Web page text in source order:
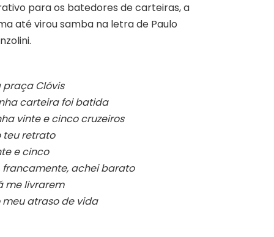
para os batedores de carteiras, a
até virou samba na letra de Paulo
praça Clóvis
carteira foi batida
vinte e cinco cruzeiros
teu retrato
e cinco
francamente, achei barato
me livrarem
meu atraso de vida